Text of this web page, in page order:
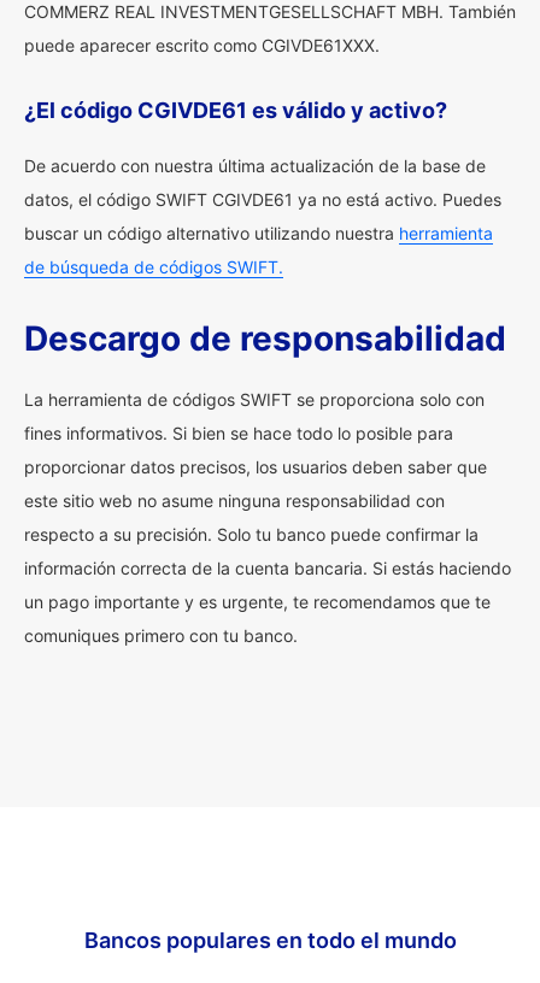
COMMERZ REAL INVESTMENTGESELLSCHAFT MBH. También
puede aparecer escrito como CGIVDE61XXX.
¿El código CGIVDE61 es válido y activo?
De acuerdo con nuestra última actualización de la base de
datos, el código SWIFT CGIVDE61 ya no está activo. Puedes
buscar un código alternativo utilizando nuestra herramienta
de búsqueda de códigos SWIFT.
Descargo de responsabilidad
La herramienta de códigos SWIFT se proporciona solo con
fines informativos. Si bien se hace todo lo posible para
proporcionar datos precisos, los usuarios deben saber que
este sitio web no asume ninguna responsabilidad con
respecto a su precisión. Solo tu banco puede confirmar la
información correcta de la cuenta bancaria. Si estás haciendo
un pago importante y es urgente, te recomendamos que te
comuniques primero con tu banco.
Bancos populares en todo el mundo